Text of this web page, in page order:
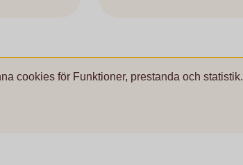
cookies för Funktioner, prestanda och statistik.